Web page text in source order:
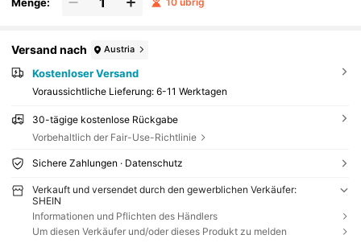
Versand nach Austria
Kostenloser Versand
Voraussichtliche Lieferung: 6-11 Werktagen
30-tägige kostenlose Rückgabe
Vorbehaltlich der Fair-Use-Richtlinie
Sichere Zahlungen · Datenschutz
Verkauft und versendet durch den gewerblichen Verkäufer:
SHEIN
Informationen und Pflichten des Händlers
Um diesen Verkäufer und/oder dieses Produkt zu melden